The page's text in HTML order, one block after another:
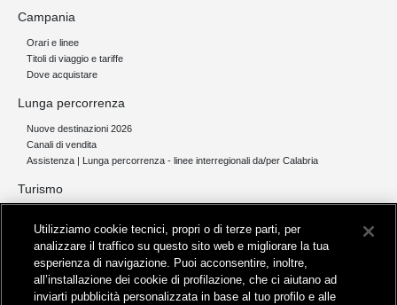
Campania
Orari e linee
Titoli di viaggio e tariffe
Dove acquistare
Lunga percorrenza
Nuove destinazioni 2026
Canali di vendita
Assistenza | Lunga percorrenza - linee interregionali da/per Calabria
Turismo
Servizi per aeroporti
Servizi di noleggio con conducente
Servizio di navigazione sul Lago Trasimeno
News e comunicati stampa
Utilizziamo cookie tecnici, propri o di terze parti, per
analizzare il traffico su questo sito web e migliorare la tua
esperienza di navigazione. Puoi acconsentire, inoltre,
all’installazione dei cookie di profilazione, che ci aiutano ad
inviarti pubblicità personalizzata in base al tuo profilo e alle